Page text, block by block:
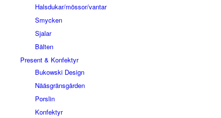
Halsdukar/mössor/vantar
Smycken
Sjalar
Bälten
Present & Konfektyr
Bukowski Design
Nääsgränsgården
Porslin
Konfektyr